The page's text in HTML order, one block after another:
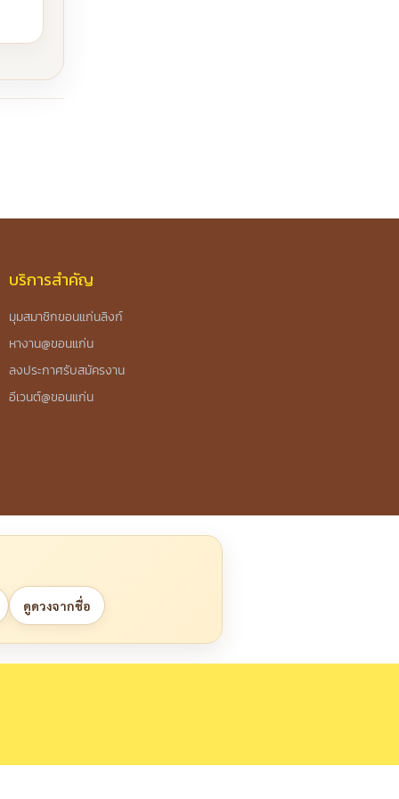
บริการสำคัญ
มุมสมาชิกขอนแก่นลิงก์
หางาน@ขอนแก่น
ลงประกาศรับสมัครงาน
อีเวนต์@ขอนแก่น
ดูดวงจากชื่อ